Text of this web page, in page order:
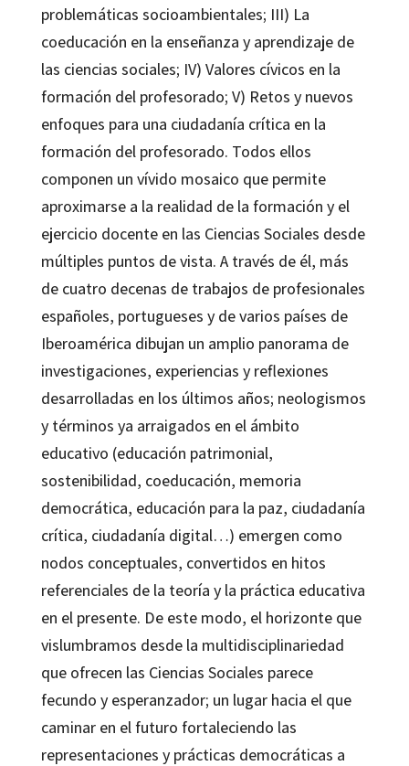
problemáticas socioambientales; III) La
coeducación en la enseñanza y aprendizaje de
las ciencias sociales; IV) Valores cívicos en la
formación del profesorado; V) Retos y nuevos
enfoques para una ciudadanía crítica en la
formación del profesorado. Todos ellos
componen un vívido mosaico que permite
aproximarse a la realidad de la formación y el
ejercicio docente en las Ciencias Sociales desde
múltiples puntos de vista. A través de él, más
de cuatro decenas de trabajos de profesionales
españoles, portugueses y de varios países de
Iberoamérica dibujan un amplio panorama de
investigaciones, experiencias y reflexiones
desarrolladas en los últimos años; neologismos
y términos ya arraigados en el ámbito
educativo (educación patrimonial,
sostenibilidad, coeducación, memoria
democrática, educación para la paz, ciudadanía
crítica, ciudadanía digital…) emergen como
nodos conceptuales, convertidos en hitos
referenciales de la teoría y la práctica educativa
en el presente. De este modo, el horizonte que
vislumbramos desde la multidisciplinariedad
que ofrecen las Ciencias Sociales parece
fecundo y esperanzador; un lugar hacia el que
caminar en el futuro fortaleciendo las
representaciones y prácticas democráticas a